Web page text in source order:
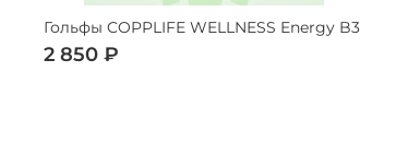
Гольфы COPPLIFE WELLNESS Energy B3
2 850 ₽